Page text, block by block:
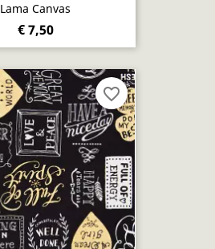
Lama Canvas
€ 7,50
favorite_border